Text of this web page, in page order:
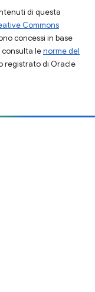
di questa
Commons
concessi in base
consulta lenorme del
registrato di Oracle